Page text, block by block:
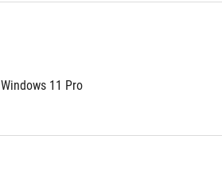
Windows 11 Pro